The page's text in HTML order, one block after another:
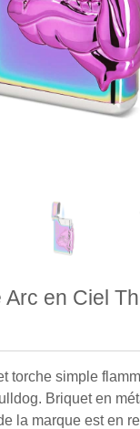
Arc en Ciel
torche simple
Briquet en
la marque est en